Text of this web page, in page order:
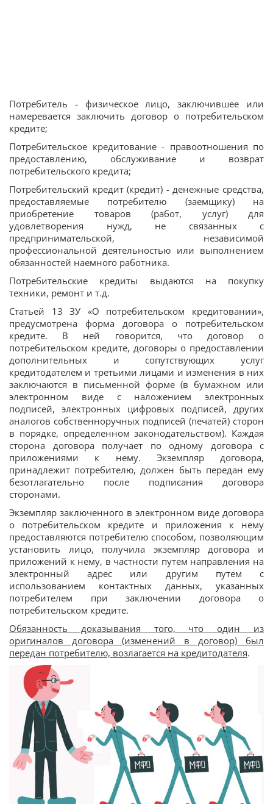
Потребитель - физическое лицо, заключившее или
намеревается заключить договор о потребительском
кредите;
Потребительское кредитование - правоотношения по
предоставлению, обслуживание и возврат
потребительского кредита;
Потребительский кредит (кредит) - денежные средства,
предоставляемые потребителю (заемщику) на
приобретение товаров (работ, услуг) для
удовлетворения нужд, не связанных с
предпринимательской, независимой
профессиональной деятельностью или выполнением
обязанностей наемного работника.
Потребительские кредиты выдаются на покупку
техники, ремонт и т.д.
Статьей 13 ЗУ «О потребительском кредитовании»,
предусмотрена форма договора о потребительском
кредите. В ней говорится, что договор о
потребительском кредите, договоры о предоставлении
дополнительных и сопутствующих услуг
кредитодателем и третьими лицами и изменения в них
заключаются в письменной форме (в бумажном или
электронном виде с наложением электронных
подписей, электронных цифровых подписей, других
аналогов собственноручных подписей (печатей) сторон
в порядке, определенном законодательством). Каждая
сторона договора получает по одному договора с
приложениями к нему. Экземпляр договора,
принадлежит потребителю, должен быть передан ему
безотлагательно после подписания договора
сторонами.
Экземпляр заключенного в электронном виде договора
о потребительском кредите и приложения к нему
предоставляются потребителю способом, позволяющим
установить лицо, получила экземпляр договора и
приложений к нему, в частности путем направления на
электронный адрес или другим путем с
использованием контактных данных, указанных
потребителем при заключении договора о
потребительском кредите.
Обязанность доказывания того, что один из
оригиналов договора (изменений в договор) был
передан потребителю, возлагается на кредитодателя.